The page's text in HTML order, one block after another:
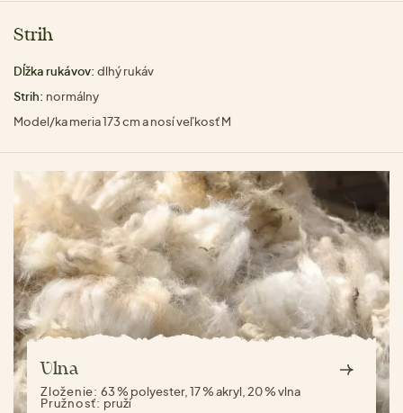
Strih
Dĺžka rukávov: dlhý rukáv
Strih: normálny
Model/ka meria 173 cm a nosí veľkosť M
Vlna
Zloženie: 63 % polyester, 17 % akryl, 20 % vlna
Pružnosť: pruží